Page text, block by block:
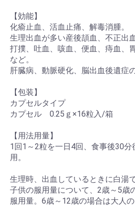
【効能】
化瘉止血、活血止痛、解毒消腫。
生理出血が多い産後頡血、不正出血
打撲、吐血、咳血、便血、痔血、
など。
肝臓病、動脈硬化、脳出血後遺症
【包装】
カプセルタイプ
カプセル 0.25ｇ×16粒入/箱
【用法用量】
1回1～2粒を一日4回、食事後30分
用。
生理時、出血しているときに白湯で
子供の服用量について、2歳～5歳
服用量。6歳～12歳の場合は大人の